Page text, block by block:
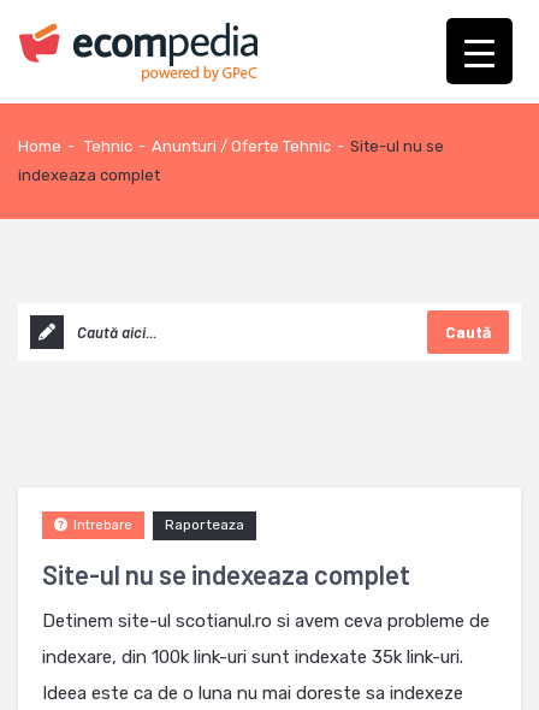
Home - Tehnic - Anunturi / Oferte Tehnic - Site-ul nu se
indexeaza complet
Caută
Site-ul nu se indexeaza complet
Raporteaza
Intrebare
Detinem site-ul scotianul.ro si avem ceva probleme de
indexare, din 100k link-uri sunt indexate 35k link-uri.
Ideea este ca de o luna nu mai doreste sa indexeze